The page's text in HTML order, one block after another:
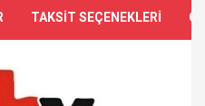
TAKSİT SEÇENEKLERİ